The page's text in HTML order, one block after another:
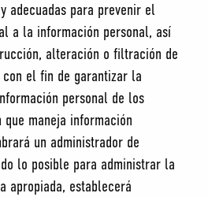
adecuadas para prevenir el
a la información personal, así
alteración o filtración de
el fin de garantizar la
personal de los
maneja información
un administrador de
lo posible para administrar la
apropiada, establecerá